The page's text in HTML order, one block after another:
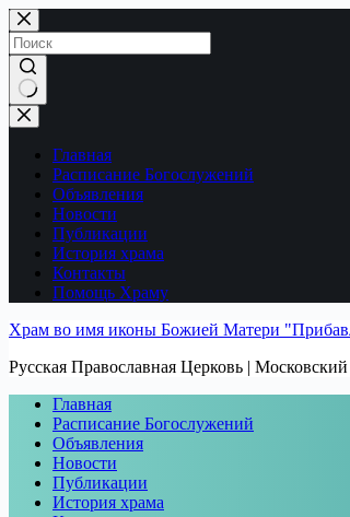
Перейти
к
сути
Ничего
не
найденоГлавная
Расписание Богослужений
Объявления
Новости
Публикации
История храма
Контакты
Помощь Храму
Храм во имя иконы Божией Матери
Русская Православная Церковь |
Главная
Расписание Богослужений
Объявления
Новости
Публикации
История храма